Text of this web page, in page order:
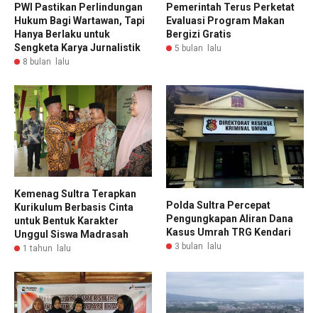
PWI Pastikan Perlindungan
Hukum Bagi Wartawan, Tapi
Hanya Berlaku untuk
Sengketa Karya Jurnalistik
8 bulan lalu
Pemerintah Terus Perketat
Evaluasi Program Makan
Bergizi Gratis
5 bulan lalu
Kemenag Sultra Terapkan
Kurikulum Berbasis Cinta
untuk Bentuk Karakter
Unggul Siswa Madrasah
1 tahun lalu
Polda Sultra Percepat
Pengungkapan Aliran Dana
Kasus Umrah TRG Kendari
3 bulan lalu